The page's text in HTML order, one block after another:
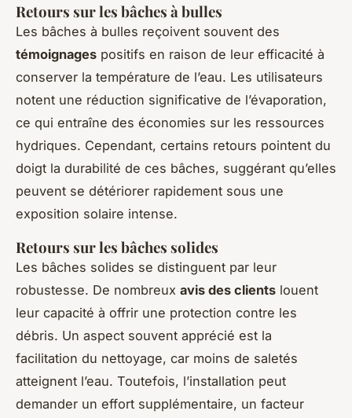
Retours sur les bâches à bulles
Les bâches à bulles reçoivent souvent des
témoignages positifs en raison de leur efficacité à
conserver la température de l’eau. Les utilisateurs
notent une réduction significative de l’évaporation,
ce qui entraîne des économies sur les ressources
hydriques. Cependant, certains retours pointent du
doigt la durabilité de ces bâches, suggérant qu’elles
peuvent se détériorer rapidement sous une
exposition solaire intense.
Retours sur les bâches solides
Les bâches solides se distinguent par leur
robustesse. De nombreux avis des clients louent
leur capacité à offrir une protection contre les
débris. Un aspect souvent apprécié est la
facilitation du nettoyage, car moins de saletés
atteignent l’eau. Toutefois, l’installation peut
demander un effort supplémentaire, un facteur